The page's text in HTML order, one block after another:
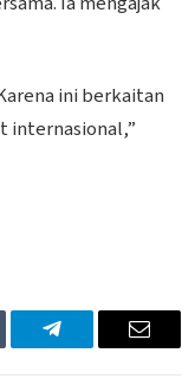
ini berkaitan
internasional,”
Telegram Email